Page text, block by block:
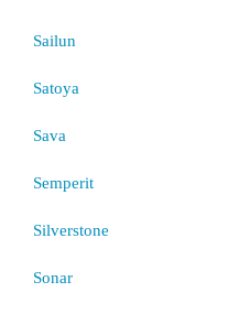
Sailun
Satoya
Sava
Semperit
Silverstone
Sonar